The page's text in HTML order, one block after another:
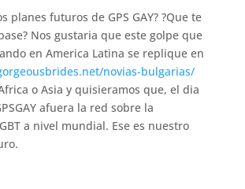
planes futuros de GPS GAY? ?Que te
Nos gustaria que este golpe que
en America Latina se replique en
novias-bulgarias/
o Asia y quisieramos que, el dia
afuera la red sobre la
a nivel mundial. Ese es nuestro